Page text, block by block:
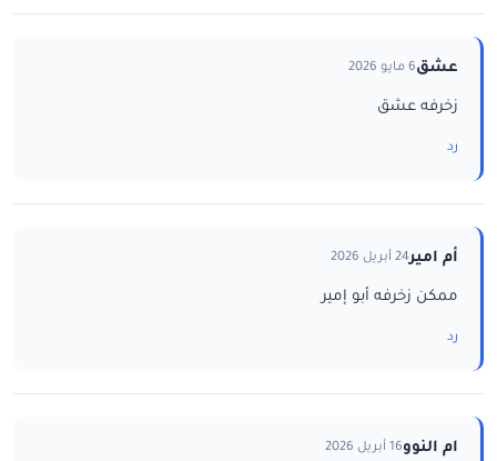
عشق6 مايو 2026
زخرفه عشق
رد
أم امير24 أبريل 2026
ممكن زخرفه أبو إمير
رد
ام النوو16 أبريل 2026